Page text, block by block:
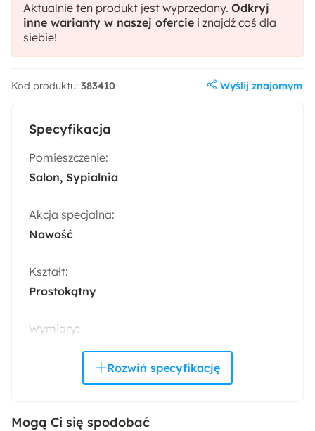
Specyfikacja
Pomieszczenie:
Salon Sypialnia
Akcja specjalna:
Nowość
Kształt:
Prostokątny
Wymiary:
160x230 cm
Rodzaj tkania:
Mogą Ci się spodobać
Aktualnie ten produkt jest wyprzedany. Odkryj
inne warianty w naszej ofercie i znajdź coś dla
siebie!
Kod produktu: 383410 Wyślij znajomym